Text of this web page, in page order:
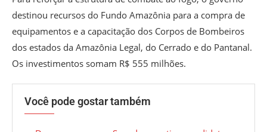
destinou recursos do Fundo Amazônia para a compra de
equipamentos e a capacitação dos Corpos de Bombeiros
dos estados da Amazônia Legal, do Cerrado e do Pantanal.
Os investimentos somam R$ 555 milhões.
Você pode gostar também